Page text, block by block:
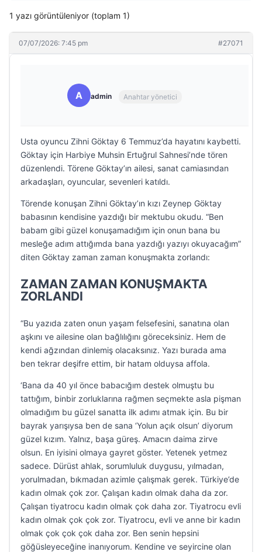
1 yazı görüntüleniyor (toplam 1)
07/07/2026: 7:45 pm #27071
A admin Anahtar yönetici
Usta oyuncu Zihni Göktay 6 Temmuz’da hayatını kaybetti.
Göktay için Harbiye Muhsin Ertuğrul Sahnesi’nde tören
düzenlendi. Törene Göktay’ın ailesi, sanat camiasından
arkadaşları, oyuncular, sevenleri katıldı.
Törende konuşan Zihni Göktay’ın kızı Zeynep Göktay
babasının kendisine yazdığı bir mektubu okudu. “Ben
babam gibi güzel konuşamadığım için onun bana bu
mesleğe adım attığımda bana yazdığı yazıyı okuyacağım”
diten Göktay zaman zaman konuşmakta zorlandı:
ZAMAN ZAMAN KONUŞMAKTA
ZORLANDI
“Bu yazıda zaten onun yaşam felsefesini, sanatına olan
aşkını ve ailesine olan bağlılığını göreceksiniz. Hem de
kendi ağzından dinlemiş olacaksınız. Yazı burada ama
ben tekrar deşifre ettim, bir hatam olduysa affola.
‘Bana da 40 yıl önce babacığım destek olmuştu bu
tattığım, binbir zorluklarına rağmen seçmekte asla pişman
olmadığım bu güzel sanatta ilk adımı atmak için. Bu bir
bayrak yarışıysa ben de sana ‘Yolun açık olsun’ diyorum
güzel kızım. Yalnız, başa güreş. Amacın daima zirve
olsun. En iyisini olmaya gayret göster. Yetenek yetmez
sadece. Dürüst ahlak, sorumluluk duygusu, yılmadan,
yorulmadan, bıkmadan azimle çalışmak gerek. Türkiye’de
kadın olmak çok zor. Çalışan kadın olmak daha da zor.
Çalışan tiyatrocu kadın olmak çok daha zor. Tiyatrocu evli
kadın olmak çok çok zor. Tiyatrocu, evli ve anne bir kadın
olmak çok çok çok daha zor. Ben senin hepsini
göğüsleyeceğine inanıyorum. Kendine ve seyircine olan